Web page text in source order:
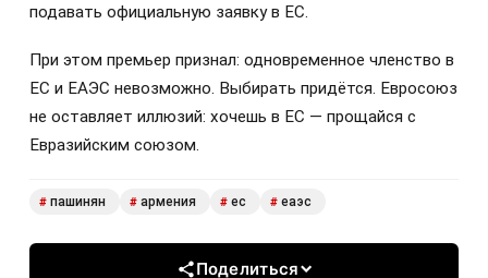
подавать официальную заявку в ЕС.
При этом премьер признал: одновременное членство в
ЕС и ЕАЭС невозможно. Выбирать придётся. Евросоюз
не оставляет иллюзий: хочешь в ЕС — прощайся с
Евразийским союзом.
# пашинян # армения # ес # еаэс
Поделиться